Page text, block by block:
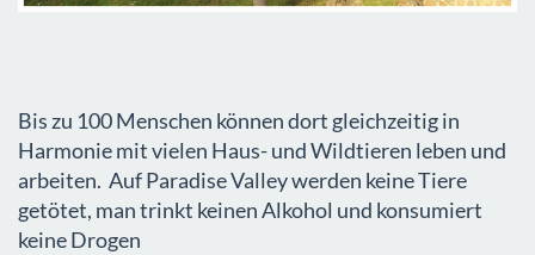
Bis zu 100 Menschen können dort gleichzeitig in
Harmonie mit vielen Haus- und Wildtieren leben und
arbeiten. Auf Paradise Valley werden keine Tiere
getötet, man trinkt keinen Alkohol und konsumiert
keine Drogen